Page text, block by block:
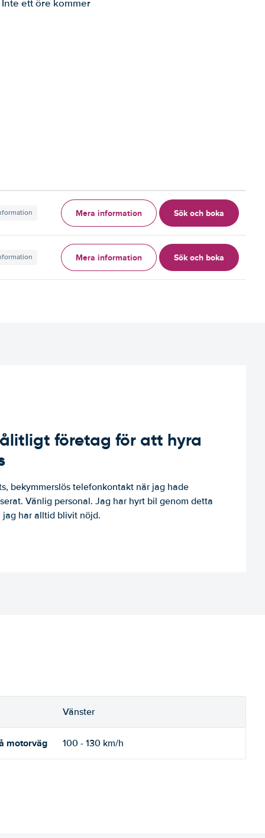
ett öre kommer
Mera information Sök och boka
Mera information Sök och boka
företag för att hyra
bekymmerslös telefonkontakt när jag hade
Vänlig personal. Jag har hyrt bil genom detta
har alltid blivit nöjd.
Vänster
motorväg 100 - 130 km/h